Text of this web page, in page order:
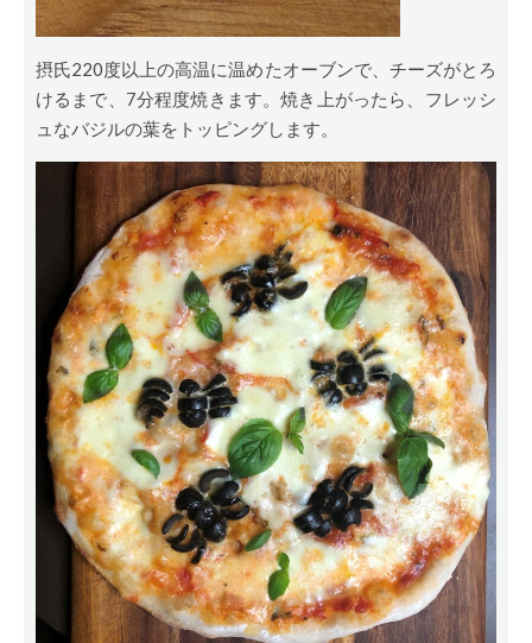
摂氏220度以上の高温に温めたオーブンで、チーズがとろ
けるまで、7分程度焼きます。焼き上がったら、フレッシ
ュなバジルの葉をトッピングします。